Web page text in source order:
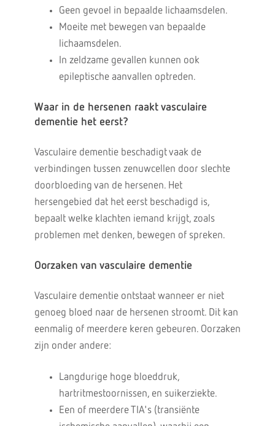
Geen gevoel in bepaalde lichaamsdelen.
Moeite met bewegen van bepaalde
lichaamsdelen.
In zeldzame gevallen kunnen ook
epileptische aanvallen optreden.
Waar in de hersenen raakt vasculaire
dementie het eerst?
Vasculaire dementie beschadigt vaak de
verbindingen tussen zenuwcellen door slechte
doorbloeding van de hersenen. Het
hersengebied dat het eerst beschadigd is,
bepaalt welke klachten iemand krijgt, zoals
problemen met denken, bewegen of spreken.
Oorzaken van vasculaire dementie
Vasculaire dementie ontstaat wanneer er niet
genoeg bloed naar de hersenen stroomt. Dit kan
eenmalig of meerdere keren gebeuren. Oorzaken
zijn onder andere:
Langdurige hoge bloeddruk,
hartritmestoornissen, en suikerziekte.
Een of meerdere TIA's (transiënte